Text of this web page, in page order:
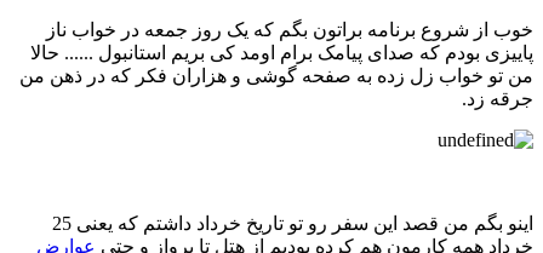
خوب از شروع برنامه براتون بگم که یک روز جمعه در خواب ناز
پاییزی بودم که صدای پیامک برام اومد کی بریم استانبول ...... حالا
من تو خواب زل زده به صفحه گوشی و هزاران فکر که در ذهن من
جرقه زد.
اینو بگم من قصد این سفر رو تو تاریخ خرداد داشتم که یعنی 25
خرداد همه کارمون هم کرده بودیم از هتل تا پرواز و حتی عوارض